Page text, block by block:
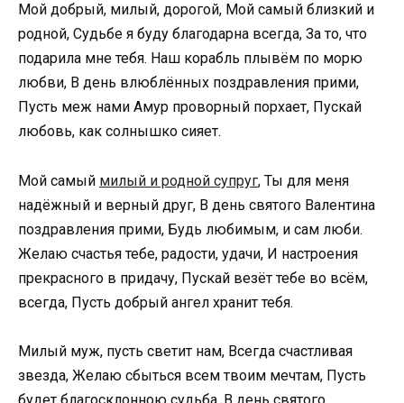
Мой добрый, милый, дорогой, Мой самый близкий и
родной, Судьбе я буду благодарна всегда, За то, что
подарила мне тебя. Наш корабль плывём по морю
любви, В день влюблённых поздравления прими,
Пусть меж нами Амур проворный порхает, Пускай
любовь, как солнышко сияет.
Мой самый милый и родной супруг, Ты для меня
надёжный и верный друг, В день святого Валентина
поздравления прими, Будь любимым, и сам люби.
Желаю счастья тебе, радости, удачи, И настроения
прекрасного в придачу, Пускай везёт тебе во всём,
всегда, Пусть добрый ангел хранит тебя.
Милый муж, пусть светит нам, Всегда счастливая
звезда, Желаю сбыться всем твоим мечтам, Пусть